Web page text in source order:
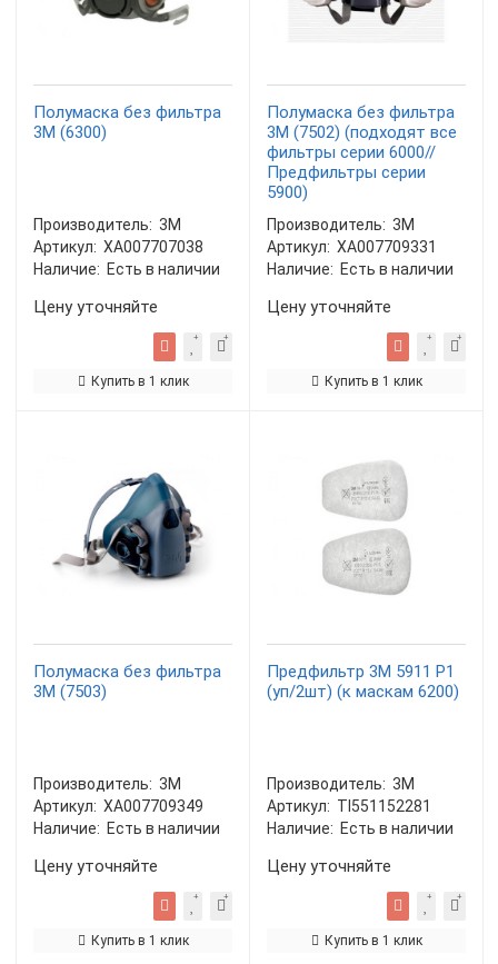
Полумаска без фильтра
3М (6300)
Производитель: 3М
Артикул: XA007707038
Наличие: Есть в наличии
Цену уточняйте
Купить в 1 клик
Полумаска без фильтра
3М (7502) (подходят все
фильтры серии 6000//
Предфильтры серии
5900)
Производитель: 3М
Артикул: XA007709331
Наличие: Есть в наличии
Цену уточняйте
Купить в 1 клик
Полумаска без фильтра
3М (7503)
Производитель: 3М
Артикул: XA007709349
Наличие: Есть в наличии
Цену уточняйте
Купить в 1 клик
Предфильтр 3М 5911 P1
(уп/2шт) (к маскам 6200)
Производитель: 3М
Артикул: TI551152281
Наличие: Есть в наличии
Цену уточняйте
Купить в 1 клик